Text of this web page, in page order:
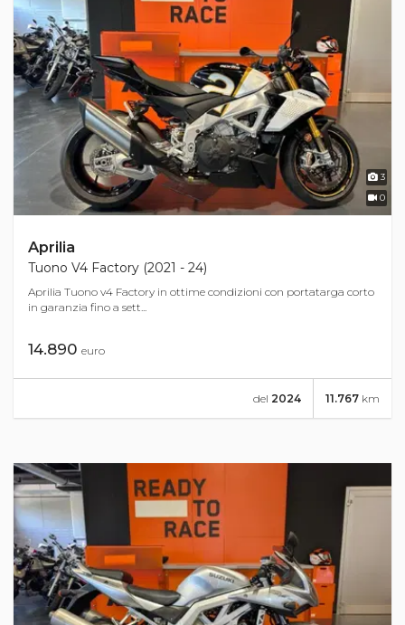
3
0
Aprilia
Tuono V4 Factory (2021 - 24)
Aprilia Tuono v4 Factory in ottime condizioni con portatarga corto
in garanzia fino a sett...
14.890 euro
11.767 km
del 2024